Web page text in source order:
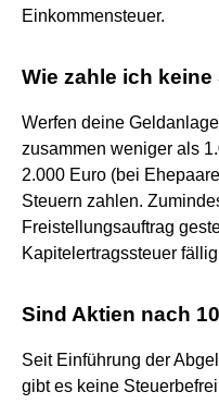
Einkommensteuer.
Wie zahle ich
Werfen deine
zusammen weniger als
2.000 Euro (bei
Steuern zahlen.
Freistellungsauftrag
Kapitelertragssteuer
Sind Aktien nach
Seit Einführung der
gibt es keine